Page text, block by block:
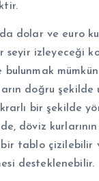
dolar ve euro
seyir izleyeceği
bulunmak
doğru şekilde
bir şekilde
döviz
bir tablo çizilebilir
desteklenebilir.